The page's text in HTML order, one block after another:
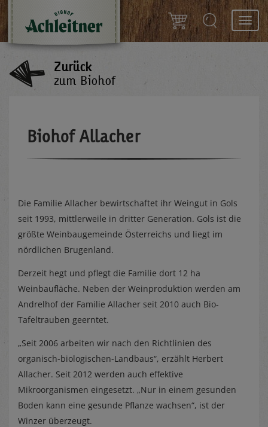
Zurück
zum Biohof
Biohof Allacher
Die Familie Allacher bewirtschaftet ihr Weingut in Gols
seit 1993, mittlerweile in dritter Generation. Gols ist die
größte Weinbaugemeinde Österreichs und liegt im
nördlichen Brugenland.
Derzeit hegt und pflegt die Familie dort 12 ha
Weinbaufläche. Neben der Weinproduktion werden am
Andrelhof der Familie Allacher seit 2010 auch Bio-
Tafeltrauben geerntet.
„Seit 2006 arbeiten wir nach den Richtlinien des
organisch-biologischen-Landbaus“, erzählt Herbert
Allacher. Seit 2012 werden auch effektive
Mikroorganismen eingesetzt. „Nur in einem gesunden
Boden kann eine gesunde Pflanze wachsen“, ist der
Winzer überzeugt.